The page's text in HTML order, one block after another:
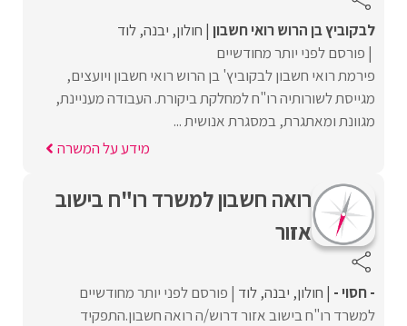
לבקוביץ בן הרוש רואי חשבון חולון יבנה לוד
פורסם לפני יותר מחודשיים
פירמת רואי חשבון לבקוביץ' בן הרוש רואי חשבון ויועצים,
מגייסת לשורותיה רו"ח למחלקת ביקורת. העבודה מעניינת,
מגוונת ומאתגרת, במסגרת אנושית ...
מידע על המשרה
רואה חשבון למשרד רו"ח בישוב
אזור
- חסוי - חולון יבנה לוד פורסם לפני יותר מחודשיים
למשרד רו"ח בישוב אזור דרוש/ה רואה חשבון.התפקיד